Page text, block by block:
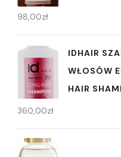
98,00zł
IDHAIR
WŁOSÓW
HAIR
360,00zł